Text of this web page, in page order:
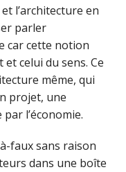
l’architecture en
parler
car cette notion
celui du sens. Ce
même, qui
projet, une
l’économie.
faux sans raison
dans une boîte